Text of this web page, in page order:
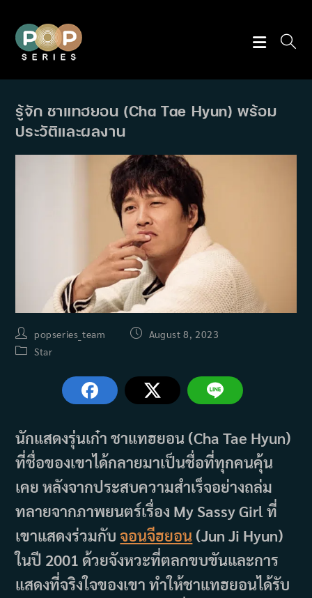
content
รู้จัก ชาแทฮยอน (Cha Tae Hyun) พร้อม
ประวัติและผลงาน
Post
author:
popseries_team
PostAugust 8, 2023
PostStar
นักแสดงรุ่นเก๋า ชาแทฮยอน (Cha Tae Hyun)
ที่ชื่อของเขาได้กลายมาเป็นชื่อที่ทุกคนคุ้น
เคย หลังจากประสบความสำเร็จอย่างถล่ม
ทลายจากภาพยนตร์เรื่อง My Sassy Girl ที่
เขาแสดงร่วมกับจอนจีฮยอน (Jun Ji Hyun)
ในปี 2001 ด้วยจังหวะที่ตลกขบขันและการ
แสดงที่จริงใจของเขา ทำให้ชาแทฮยอนได้รับ